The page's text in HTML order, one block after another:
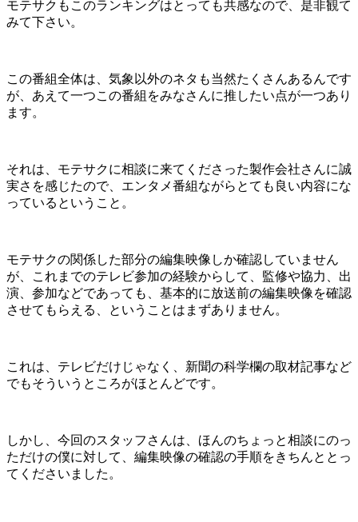
モテサクもこのランキングはと っても共感なので、是非観て
みて下さい。
この番組全体は、気象以外のネタも当然たくさんあるんです
が、あえて一つこの番組をみなさんに推したい点が一つあり
ます。
それは、モテサクに相談に来てくださった製作会社さんに誠
実さを感じたので、エンタメ番組ながらとても良い内容にな
っているということ。
モテサクの関係した部分の編集映像しか確認していません
が、これまでのテレビ参加の経験からして、監修や協力、出
演、参加などであっても、基本的に放送前の編集映像を確認
させてもらえる、ということはまずありません。
これは、テレビだけじゃなく、新聞の科学欄の取材記事など
でもそういうところがほとんどです。
しかし、今回のスタッフさんは、ほんのちょっと相談にのっ
ただけの僕に対して、編集映像の確認の手順をきちんととっ
てくださいました。